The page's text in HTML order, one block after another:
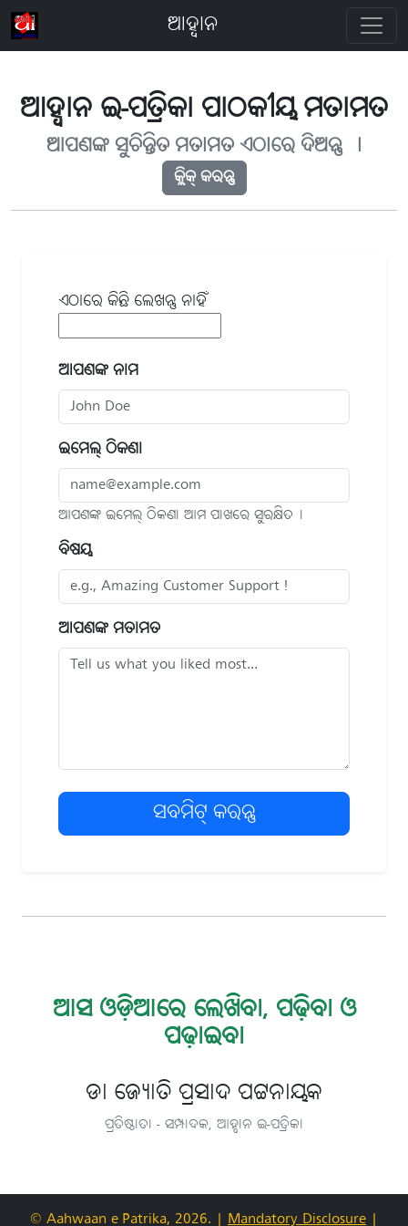
ଆହ୍ବାନ
ଆହ୍ବାନ ଇ-ପତ୍ରିକା ପାଠକୀୟ ମତାମତ
ଆପଣଙ୍କ ସୁଚିନ୍ତିତ ମତାମତ ଏଠାରେ ଦିଅନ୍ତୁ ୤
କ୍ଲିକ୍ କରନ୍ତୁ
ଏଠାରେ କିଛି ଲେଖନ୍ତୁ ନାହିଁ -
ଆପଣଙ୍କ ନାମ
ଇମେଲ୍ ଠିକଣା
ଆପଣଙ୍କ ଇମେଲ୍ ଠିକଣା ଆମ ପାଖରେ ସୁରକ୍ଷିତ୤
ବିଷୟ
ଆପଣଙ୍କ ମତାମତ
ସବମିଟ୍ କରନ୍ତୁ
ଆସ ଓଡ଼ିଆରେ ଲେଖିବା, ପଢ଼ିବା ଓ
ପଢ଼ାଇବା
ଡା ଜ୍ୟୋତି ପ୍ରସାଦ ପଟ୍ଟନାୟକ
ପ୍ରତିଷ୍ଠାତା - ସମ୍ପାଦକ, ଆହ୍ବାନ ଇ-ପତ୍ରିକା
© Aahwaan e-Patrika, 2026. | Mandatory Disclosure |